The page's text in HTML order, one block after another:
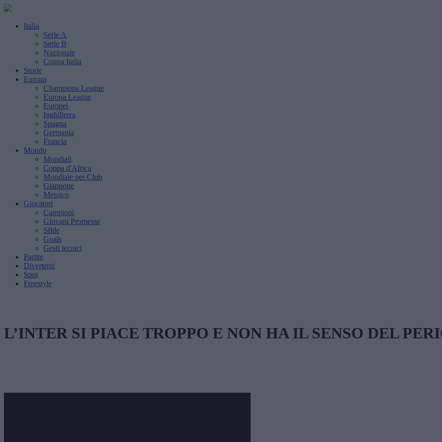
Italia
Serie A
Serie B
Nazionale
Coppa Italia
Storie
Europa
Champions League
Europa League
Europei
Inghilterra
Spagna
Germania
Francia
Mondo
Mondiali
Coppa d'Africa
Mondiale per Club
Giappone
Messico
Giocatori
Campioni
Giovani Promesse
Sfide
Goals
Gesti tecnici
Partite
Divertenti
Spot
Freestyle
L’INTER SI PIACE TROPPO E NON HA IL SENSO DEL